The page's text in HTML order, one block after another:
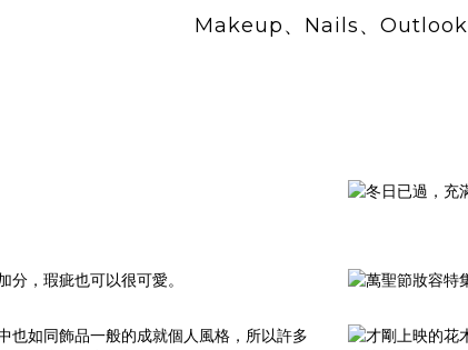
Makeup、Nails、Outlook